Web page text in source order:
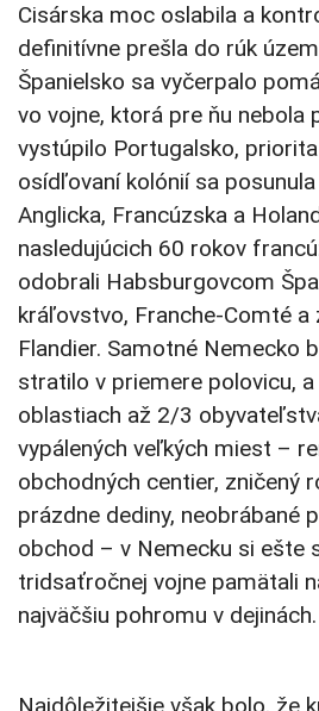
Cisárska moc oslabila a
definitívne prešla do rúk
Španielsko sa vyčerpalo
vo vojne, ktorá pre ňu nebola
vystúpilo Portugalsko,
osídľovaní kolónií sa
Anglicka, Francúzska a
nasledujúcich 60 rokov
odobrali Habsburgovcom
kráľovstvo, Franche-Comté a
Flandier. Samotné Nemecko
stratilo v priemere polovicu,
oblastiach až 2/3
vypálených veľkých miest –
obchodných centier, zničený
prázdne dediny, neobrábané
obchod – v Nemecku si ešte
tridsaťročnej vojne pamätali
najväčšiu pohromu v dejinách.